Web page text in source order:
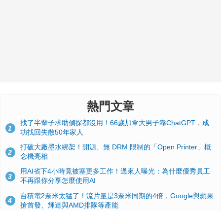
熱門文章
1
找了半輩子求助偵探都沒用！66歲加拿大男子靠ChatGPT，成
功找回失散50年家人
2
打破大廠墨水綁架！開源、無 DRM 限制的「Open Printer」概
念機亮相
3
用AI省下4小時竟被塞更多工作！過來人曝光：為什麼優秀員工
不再跟你分享怎麼使用AI
4
台積電2奈米太猛了！流片量是3奈米同期的4倍，Google與蘋果
搶首發、輝達與AMD排隊等產能